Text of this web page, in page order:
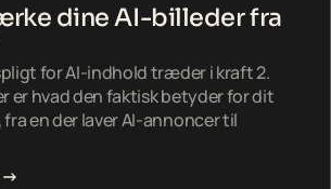
dine AI-billeder fra
for AI-indhold træder i kraft 2.
er hvad den faktisk betyder for dit
en der laver AI-annoncer til
→